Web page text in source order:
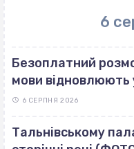
6
Безоплатний
мови відновлюють
6 СЕРПНЯ 2026
Тальнівському